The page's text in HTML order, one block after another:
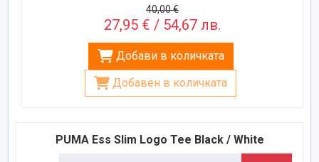
40,00 €
27,95 € / 54,67 лв.
Добави в количката
Добавен в количката
PUMA Ess Slim Logo Tee Black / White